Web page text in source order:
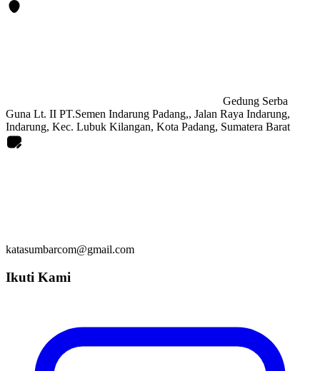
Gedung Serba
Guna Lt. II PT.Semen Indarung Padang,, Jalan Raya Indarung,
Indarung, Kec. Lubuk Kilangan, Kota Padang, Sumatera Barat
katasumbarcom@gmail.com
Ikuti Kami